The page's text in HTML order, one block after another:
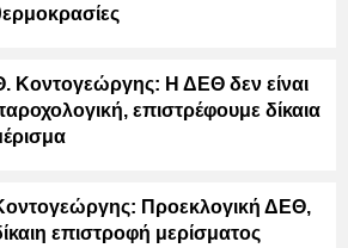
Κοντογεώργης: Η ΔΕΘ δεν είναι
επιστρέφουμε δίκαια
Προεκλογική ΔΕΘ,
επιστροφή μερίσματος